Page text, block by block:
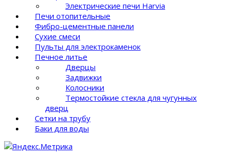
Электрические печи Harvia
Печи отопительные
Фибро-цементные панели
Сухие смеси
Пульты для электрокаменок
Печное литье
Дверцы
Задвижки
Колосники
Термостойкие стекла для чугунных
дверц
Сетки на трубу
Баки для воды